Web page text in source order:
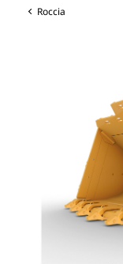
Roccia